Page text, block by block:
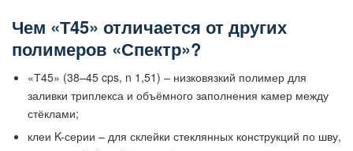
Чем «Т45» отличается от других
полимеров «Спектр»?
«Т45» (38–45 cps, n 1,51) – низковязкий полимер для
заливки триплекса и объёмного заполнения камер между
стёклами;
клеи K-серии – для склейки стеклянных конструкций по шву,